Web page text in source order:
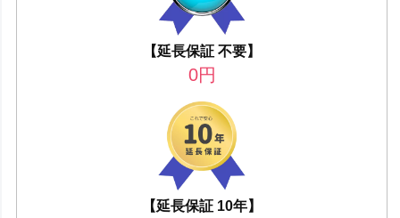
【延長保証 不要】
0円
【延長保証 10年】